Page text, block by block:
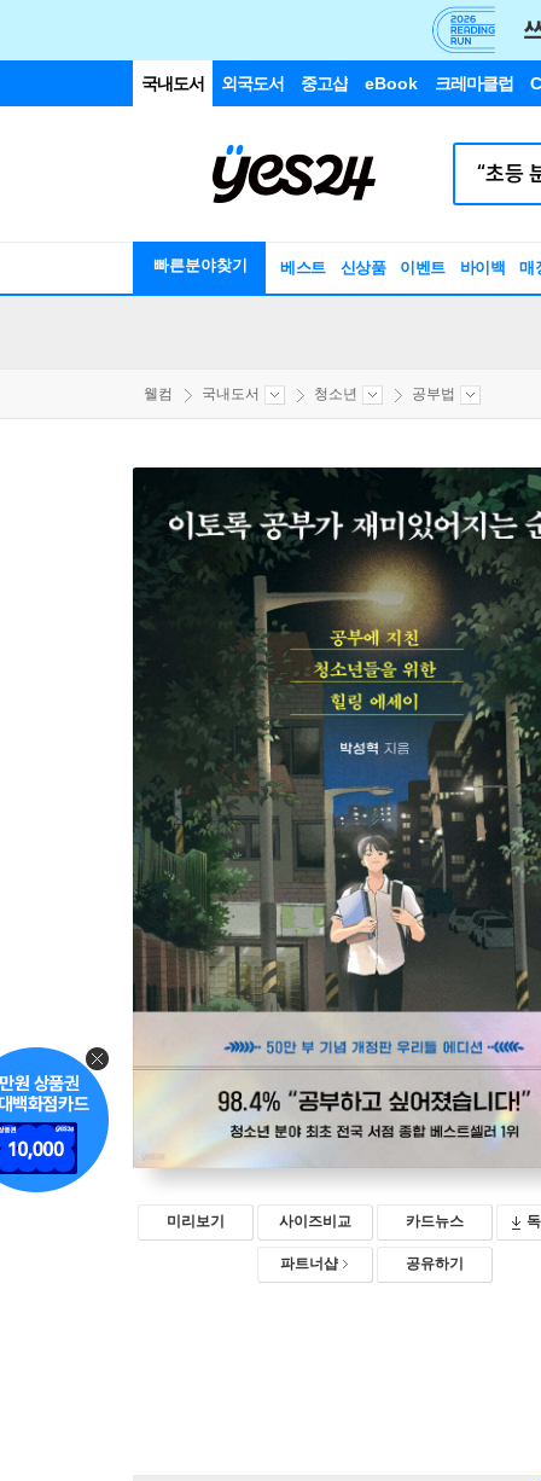
국내도서 외국도서 중고샵 eBook 크레마클럽
빠른분야찾기 베스트 신상품 이벤트 바이백 매
웰컴 국내도서 청소년 공부법
미리보기 사이즈비교 카드뉴스
파트너샵 공유하기